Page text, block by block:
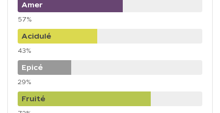
Amer
57%
Acidulé
43%
Epicé
29%
Fruité